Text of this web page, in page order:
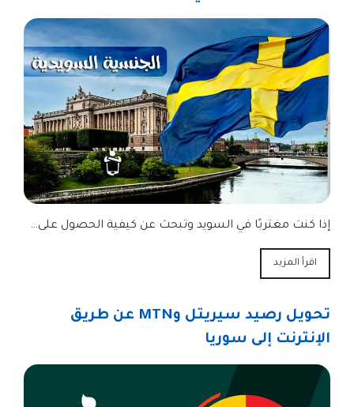
إذا كنت مغتربًا في السويد وتبحث عن كيفية الحصول على…
اقرأ المزيد
تحويل رصيد سيريتل وMTN عن طريق
الإنترنت إلى سوريا